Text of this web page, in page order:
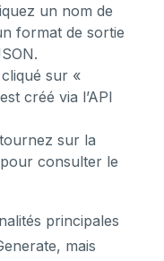
un nom de
format de sortie
sur «
créé via l’API
sur la
consulter le
principales
mais